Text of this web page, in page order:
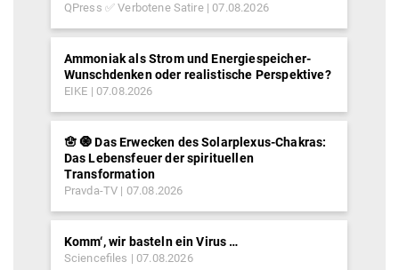
QPress ✅ Verbotene Satire 07.08.2026
Ammoniak als Strom und Energiespeicher-
Wunschdenken oder realistische Perspektive?
EIKE 07.08.2026
🪬 🧿 Das Erwecken des Solarplexus-Chakras:
Das Lebensfeuer der spirituellen
Transformation
Pravda-TV 07.08.2026
Komm‘, wir basteln ein Virus …
Sciencefiles 07.08.2026